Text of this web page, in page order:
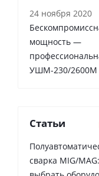
24 ноября 2020
мощность —
УШМ-230/2600М
Статьи
сварка MIG/